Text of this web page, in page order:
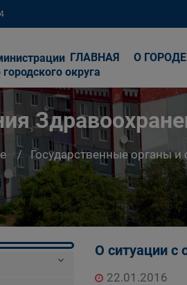
округа
ГЛАВНАЯ О ГОРОДЕ
Государственные органы
О ситуации с
22.01.2016